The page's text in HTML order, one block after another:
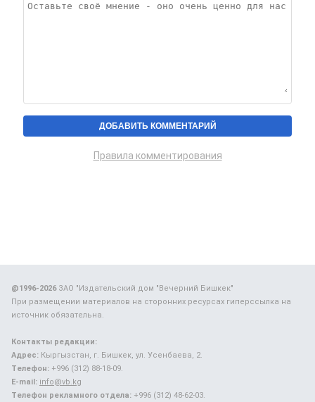
Правила комментирования
@1996-2026ЗАО "Издательский дом "Вечерний Бишкек"
При размещении материалов на сторонних ресурсах гиперссылка на
источник обязательна.
Контакты редакции:
Адрес: Кыргызстан, г. Бишкек, ул. Усенбаева, 2.
Телефон: +996 (312) 88-18-09.
E-mail: info@vb.kg
Телефон рекламного отдела: +996 (312) 48-62-03.